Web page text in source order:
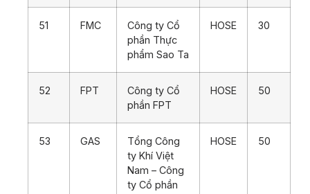
51 FMC
Công ty Cổ
phần Thực
phẩm Sao Ta
HOSE 30
52 FPT
Công ty Cổ
phần FPT
HOSE 50
53 GAS
Tổng Công
ty Khí Việt
Nam – Công
ty Cổ phần
HOSE 50